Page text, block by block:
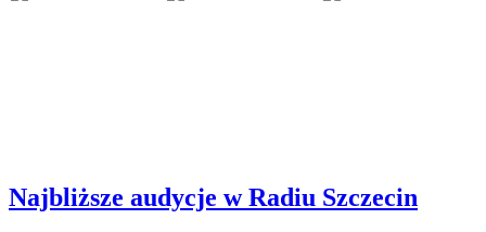
Najbliższe audycje w Radiu Szczecin